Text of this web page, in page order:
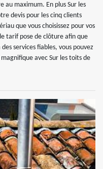
au maximum. En plus Sur les
devis pour les cinq clients
que vous choisissez pour vos
tarif pose de clôture afin que
services fiables, vous pouvez
avec Sur les toits de